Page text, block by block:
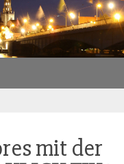
mit der